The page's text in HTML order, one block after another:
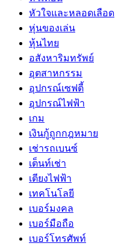
หัวใจและหลอดเลือด
หุ่นของเล่น
หุ้นไทย
อสังหาริมทรัพย์
อุตสาหกรรม
อุปกรณ์เซฟตี้
อุปกรณ์ไฟฟ้า
เกม
เงินกู้ถูกกฎหมาย
เช่ารถเบนซ์
เต็นท์เช่า
เตียงไฟฟ้า
เทคโนโลยี
เบอร์มงคล
เบอร์มือถือ
เบอร์โทรศัพท์